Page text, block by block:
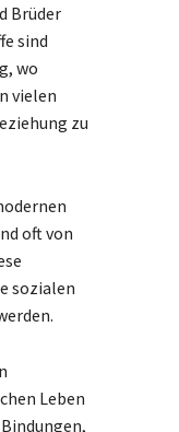
Brüder
sind
wo
vielen
zu
oft von
sozialen
Leben